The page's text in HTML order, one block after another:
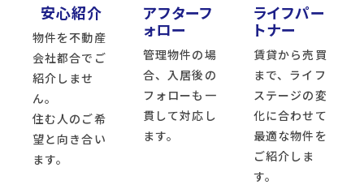
安心紹介
物件を不動産
会社都合でご
紹介しませ
ん。
住む人のご希
望と向き合い
ます。
アフターフ
ォロー
管理物件の場
合、入居後の
フォローも一
貫して対応し
ます。
ライフパー
トナー
賃貸から売買
まで、ライフ
ステージの変
化に合わせて
最適な物件を
ご紹介しま
す。